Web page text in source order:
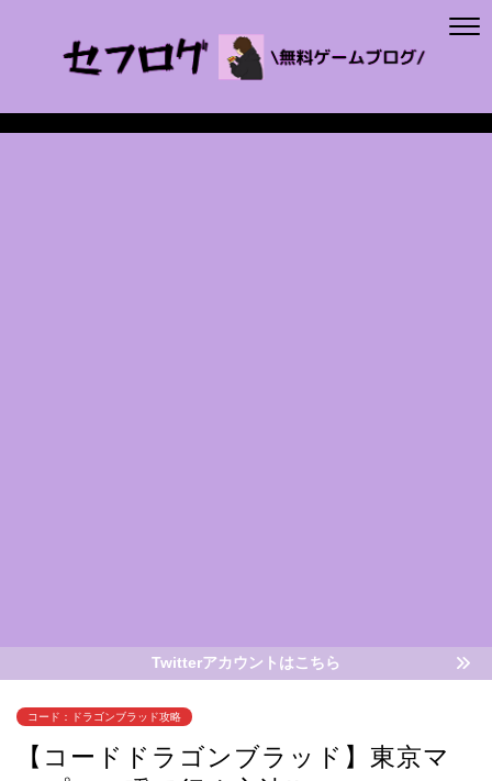
Twitterアカウントはこちら
コード：ドラゴンブラッド攻略
【コードドラゴンブラッド】東京マ